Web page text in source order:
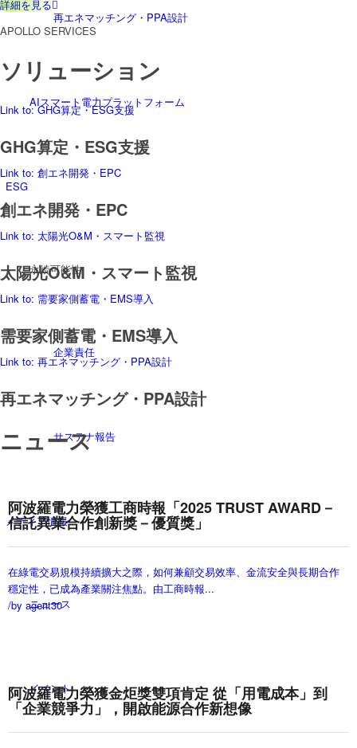
再エネマッチング・PPA設計
AIスマート電力プラットフォーム
ESG
永続可能性
企業責任
サステナ報告
メディア情報
ニュース
イベント
詳細を見る
APOLLO SERVICES
ソリューション
Link to: GHG算定・ESG支援
GHG算定・ESG支援
Link to: 創エネ開発・EPC
創エネ開発・EPC
Link to: 太陽光O&M・スマート監視
太陽光O&M・スマート監視
Link to: 需要家側蓄電・EMS導入
需要家側蓄電・EMS導入
Link to: 再エネマッチング・PPA設計
再エネマッチング・PPA設計
ニュース
阿波羅電力榮獲工商時報「2025 TRUST AWARD－
信託異業合作創新獎－優質獎」
在綠電交易規模持續擴大之際，如何兼顧交易效率、金流安全與長期合作
穩定性，已成為產業關注焦點。由工商時報...
/by agent30
阿波羅電力榮獲金炬獎雙項肯定 從「用電成本」到
「企業競爭力」，開啟能源合作新想像